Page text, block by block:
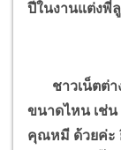
ปีในงานแต่งพี่
ชาวเน็ตต่าง
ขนาดไหน เช่
คุณหมี ด้วยค่ะ